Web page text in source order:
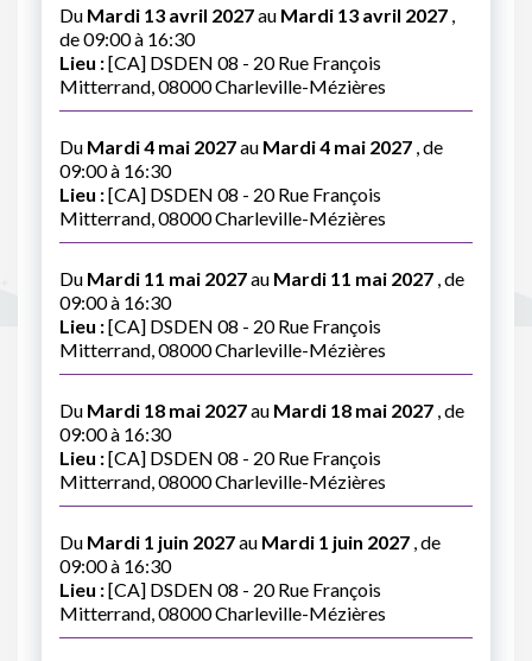
Du Mardi 13 avril 2027au Mardi 13 avril 2027 ,
de 09:00 à 16:30
Lieu :[CA] DSDEN 08 - 20 Rue François
Mitterrand, 08000 Charleville-Mézières
Du Mardi 4 mai 2027au Mardi 4 mai 2027 , de
09:00 à 16:30
Lieu :[CA] DSDEN 08 - 20 Rue François
Mitterrand, 08000 Charleville-Mézières
Du Mardi 11 mai 2027au Mardi 11 mai 2027 , de
09:00 à 16:30
Lieu :[CA] DSDEN 08 - 20 Rue François
Mitterrand, 08000 Charleville-Mézières
Du Mardi 18 mai 2027au Mardi 18 mai 2027 , de
09:00 à 16:30
Lieu :[CA] DSDEN 08 - 20 Rue François
Mitterrand, 08000 Charleville-Mézières
Du Mardi 1 juin 2027au Mardi 1 juin 2027 , de
09:00 à 16:30
Lieu :[CA] DSDEN 08 - 20 Rue François
Mitterrand, 08000 Charleville-Mézières